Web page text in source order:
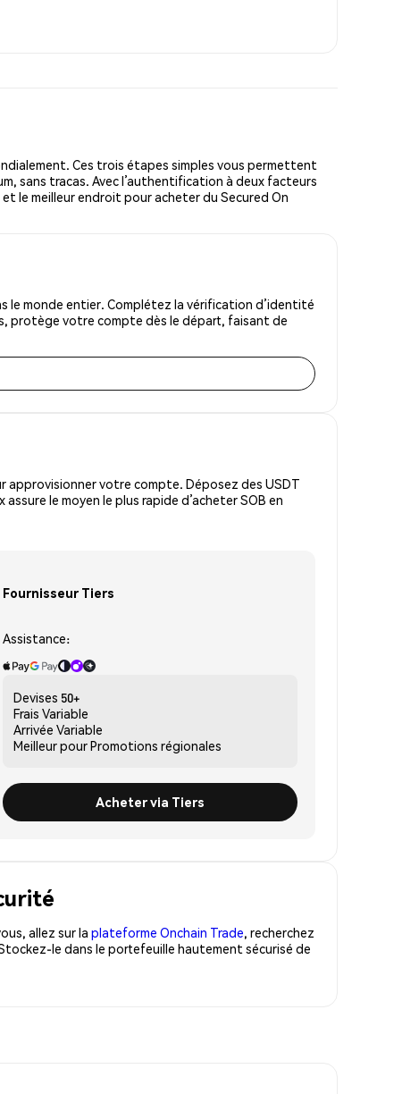
Ces trois étapes simples vous permettent
sans tracas. Avec l’authentification à deux facteurs
le meilleur endroit pour acheter du Secured On
le monde entier. Complétez la vérification d’identité
protège votre compte dès le départ, faisant de
approvisionner votre compte. Déposez des USDT
le moyen le plus rapide d’acheter SOB en
Fournisseur Tiers
Assistance:
Devises 50+
Frais Variable
Arrivée Variable
Meilleur pourPromotions régionales
Acheter via Tiers
allez sur la plateforme Onchain Trade, recherchez
le dans le portefeuille hautement sécurisé de